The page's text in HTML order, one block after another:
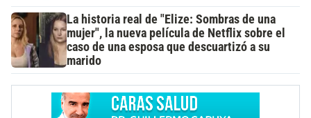
La historia real de "Elize: Sombras de una
mujer", la nueva película de Netflix sobre el
caso de una esposa que descuartizó a su
marido